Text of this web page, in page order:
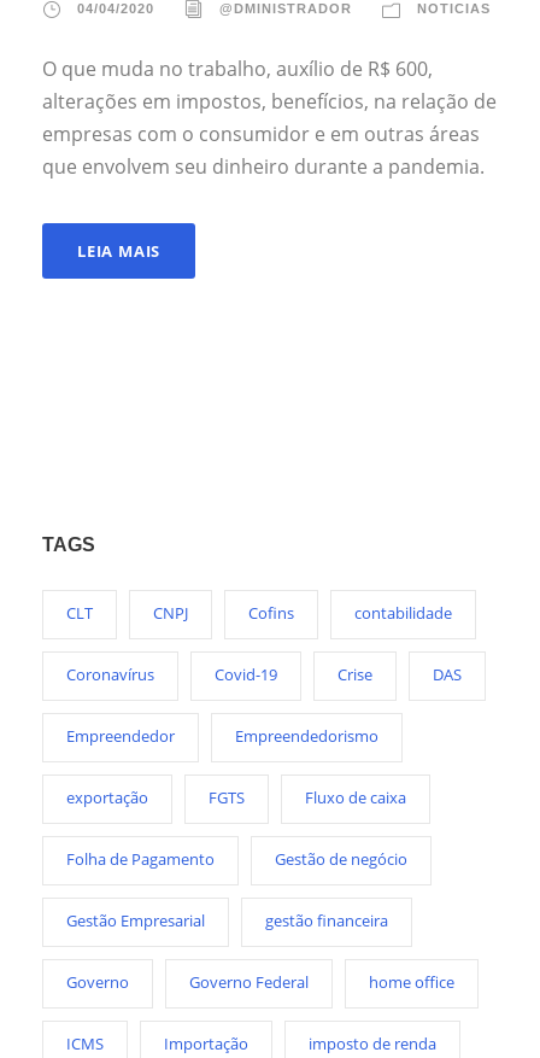
04/04/2020 @DMINISTRADOR NOTICIAS
O que muda no trabalho, auxílio de R$ 600,
alterações em impostos, benefícios, na relação de
empresas com o consumidor e em outras áreas
que envolvem seu dinheiro durante a pandemia.
LEIA MAIS
TAGS
CLT CNPJ Cofins contabilidade
Coronavírus Covid-19 Crise DAS
Empreendedor Empreendedorismo
exportação FGTS Fluxo de caixa
Folha de Pagamento Gestão de negócio
Gestão Empresarial gestão financeira
Governo Governo Federal home office
ICMS Importação imposto de renda